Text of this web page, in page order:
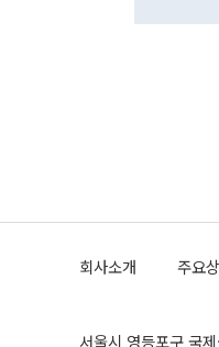
회사소개 주요
서울시 영등포구 국